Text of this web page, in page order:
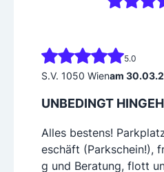
5.0
S.V. 1050 Wienam
UNBEDINGT
Alles bestens!
eschäft (Parkschein!),
g und Beratung, flott